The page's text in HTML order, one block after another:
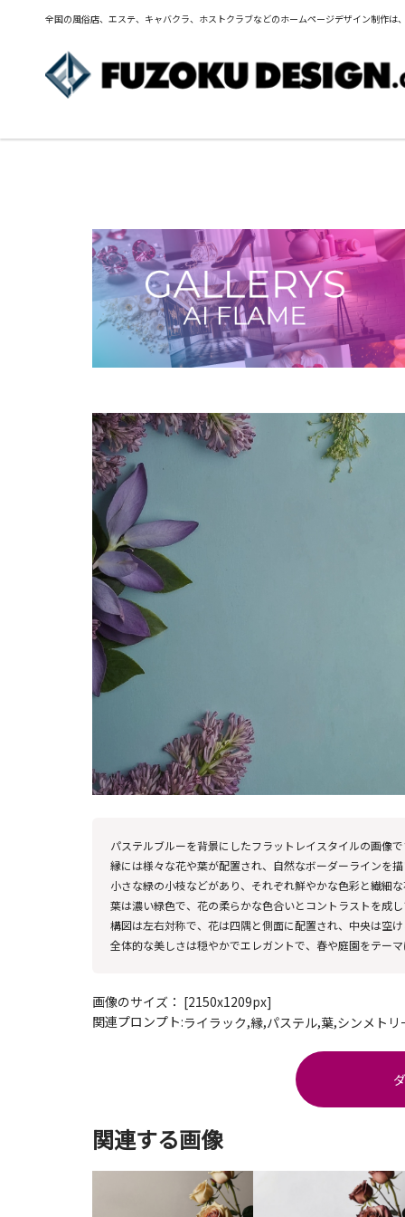
全国の風俗店、エステ、キャバクラ、ホストクラブなどのホームページデザイン制作は
パステルブルーを背景にしたフラットレイスタイルの画像
縁には様々な花や葉が配置され、自然なボーダーラインを
小さな緑の小枝などがあり、それぞれ鮮やかな色彩と繊細
葉は濃い緑色で、花の柔らかな色合いとコントラストを成
構図は左右対称で、花は四隅と側面に配置され、中央は空
全体的な美しさは穏やかでエレガントで、春や庭園をテー
画像のサイズ： [2150x1209px]
関連プロンプト:ライラック,縁,パステル,葉,シンメトリ
関連する画像